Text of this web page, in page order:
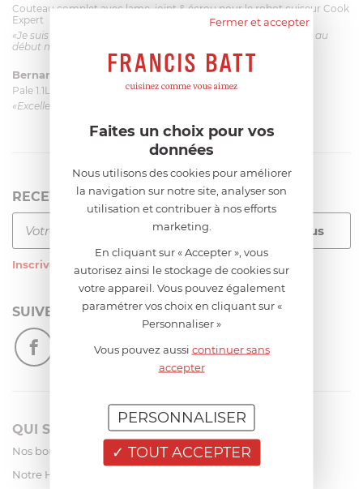
Couteau complet avec lame, joint & écrou pour le robot cuiseur Cook
Expert
«Je suis satisfaite du couteau Magimix. L'écrou est un peu dur au
début mais ça le fait. La livraison a été très rapide. ...»
Bernard le 23/06/2026 à 09:43
Pale 1.1L pour Glacier Magimix 11031/121/123/124
«Excellent: produit et livraison»
RECEVEZ LA NEWSLETTER
Inscrivez-vous à notre newsletter
SUIVEZ-NOUS
QUI SOMMES-NOUS?
Nos boutiques
Notre Histoire
Fermer et accepter
Faites un choix pour vos
données
Nous utilisons des cookies pour améliorer
la navigation sur notre site, analyser son
utilisation et contribuer à nos efforts
marketing.
En cliquant sur « Accepter », vous
autorisez ainsi le stockage de cookies sur
votre appareil. Vous pouvez également
paramétrer vos choix en cliquant sur «
Personnaliser »
Vous pouvez aussi continuer sans
accepter
TOUT ACCEPTER
PERSONNALISER